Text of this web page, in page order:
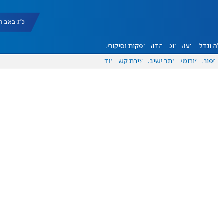
כ"ג באב תשפ"ו
ונדל"ן דעות אוכל יהדות הפקות וסיקורים
ספורט פורומים אתר ישיבה יצירת קשר עוד